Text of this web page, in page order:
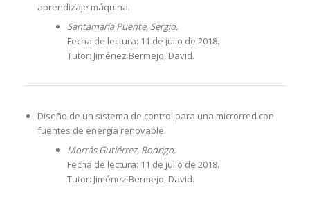
aprendizaje máquina.
Santamaría Puente, Sergio.
Fecha de lectura: 11 de julio de 2018.
Tutor: Jiménez Bermejo, David.
Diseño de un sistema de control para una microrred con
fuentes de energía renovable.
Morrás Gutiérrez, Rodrigo.
Fecha de lectura: 11 de julio de 2018.
Tutor: Jiménez Bermejo, David.